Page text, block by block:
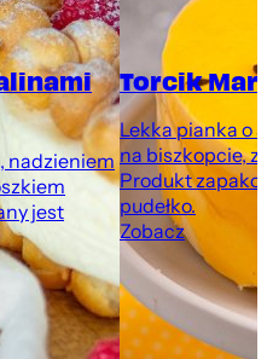
nadzieniem
jest
Torcik
Lekka pianka o
na biszkopcie,
Produkt
pudełko.
Zobacz